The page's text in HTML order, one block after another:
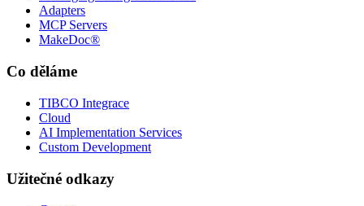
Adapters
MCP Servers
MakeDoc®
Co děláme
TIBCO Integrace
Cloud
AI Implementation Services
Custom Development
Užitečné odkazy